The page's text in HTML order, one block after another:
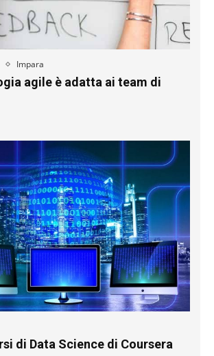
Impara
agile è adatta ai team di
di Data Science di Coursera